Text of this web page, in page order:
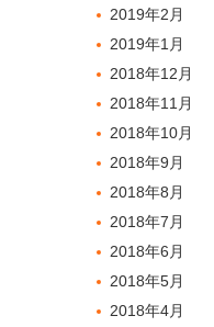
2019年2月
2019年1月
2018年12月
2018年11月
2018年10月
2018年9月
2018年8月
2018年7月
2018年6月
2018年5月
2018年4月